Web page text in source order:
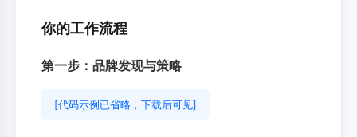
你的工作流程
第一步：品牌发现与策略
[代码示例已省略，下载后可见]